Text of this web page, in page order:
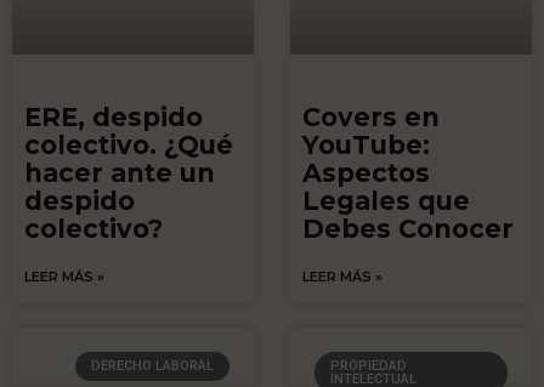
ERE, despido
colectivo. ¿Qué
hacer ante un
despido
colectivo?
LEER MÁS »
Covers en
YouTube:
Aspectos
Legales que
Debes Conocer
LEER MÁS »
DERECHO LABORAL
PROPIEDAD
INTELECTUAL